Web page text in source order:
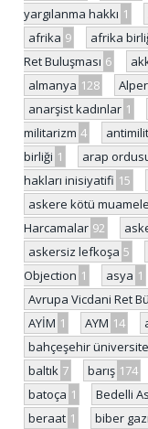
yargılanma hakkı 1
afrika 9 afrika
Ret Buluşması 6
almanya 128
anarşist kadınlar 1
militarizm 4
birliği 1 arap
hakları inisiyatifi 15
askere kötü muamele
Harcamalar 92
askersiz lefkoşa 5
Objection 1 asya 1
Avrupa Vicdani Ret
AYİM 1 AYM 14
bahçeşehir
baltık 7 barış 174
batoça 1 Bedelli
beraat 1 biber gazı